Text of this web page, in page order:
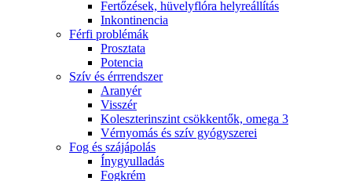
Fertőzések, hüvelyflóra helyreállítás
Inkontinencia
Férfi problémák
Prosztata
Potencia
Szív és érrrendszer
Aranyér
Visszér
Koleszterinszint csökkentők, omega 3
Vérnyomás és szív gyógyszerei
Fog és szájápolás
Í́nygyulladás
Fogkrém